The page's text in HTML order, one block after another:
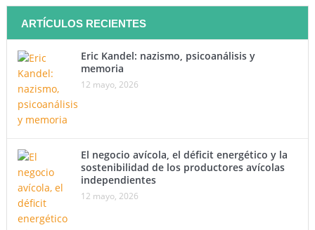
ARTÍCULOS RECIENTES
Eric Kandel: nazismo, psicoanálisis y
memoria
12 mayo, 2026
El negocio avícola, el déficit energético y la
sostenibilidad de los productores avícolas
independientes
12 mayo, 2026